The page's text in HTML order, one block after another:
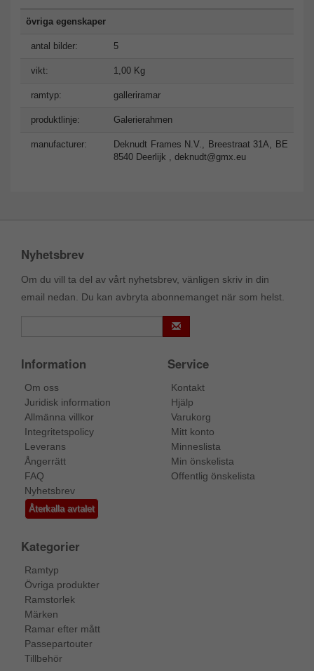
övriga egenskaper
antal bilder: 5
vikt: 1,00 Kg
ramtyp: galleriramar
produktlinje: Galerierahmen
manufacturer:
Deknudt Frames N.V., Breestraat 31A, BE
8540 Deerlijk , deknudt@gmx.eu
Nyhetsbrev
Om du vill ta del av vårt nyhetsbrev, vänligen skriv in din
email nedan. Du kan avbryta abonnemanget när som helst.
Information
Om oss
Juridisk information
Allmänna villkor
Integritetspolicy
Leverans
Ångerrätt
FAQ
Nyhetsbrev
Återkalla avtalet
Service
Kontakt
Hjälp
Varukorg
Mitt konto
Minneslista
Min önskelista
Offentlig önskelista
Kategorier
Ramtyp
Övriga produkter
Ramstorlek
Märken
Ramar efter mått
Passepartouter
Tillbehör